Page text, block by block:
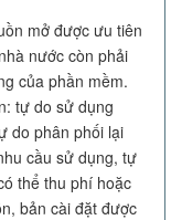
mở được ưu tiên
nước còn phải
của phần mềm.
tự do sử dụng
do phân phối lại
cầu sử dụng, tự
thể thu phí hoặc
bản cài đặt được